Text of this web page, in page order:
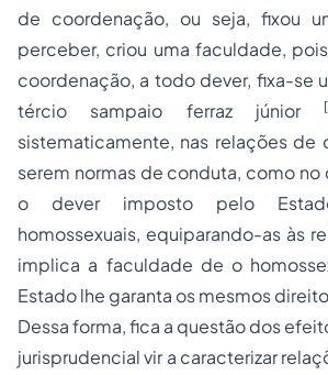
de coordenação, ou seja, fixou
perceber, criou uma faculdade,
coordenação, a todo dever, fixa-se
tércio sampaio ferraz júnior
sistematicamente, nas relações de
serem normas de conduta, como no
o dever imposto pelo
homossexuais, equiparando-as às
implica a faculdade de o
Estado lhe garanta os mesmos
Dessa forma, fica a questão dos
jurisprudencial vir a caracterizar